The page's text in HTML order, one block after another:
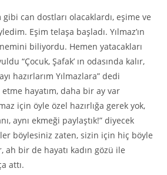
gibi can dostları olacaklardı, eşime ve
Eşim telaşa başladı. Yılmaz’ın
biliyordu. Hemen yatacakları
“Çocuk, Şafak’ ın odasında kalır,
hazırlarım Yılmazlara” dedi
hayatım, daha bir ay var
için öyle özel hazırlığa gerek yok,
aynı ekmeği paylaştık!” diyecek
böylesiniz zaten, sizin için hiç böyle
bir de hayatı kadın gözü ile
attı.